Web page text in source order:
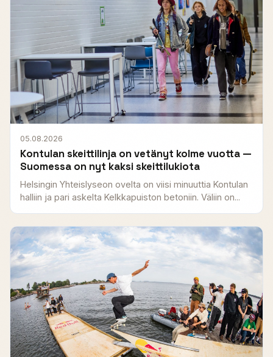
05.08.2026
Kontulan skeittilinja on vetänyt kolme vuotta —
Suomessa on nyt kaksi skeittilukiota
Helsingin Yhteislyseon ovelta on viisi minuuttia Kontulan
halliin ja pari askelta Kelkkapuiston betoniin. Väliin on...